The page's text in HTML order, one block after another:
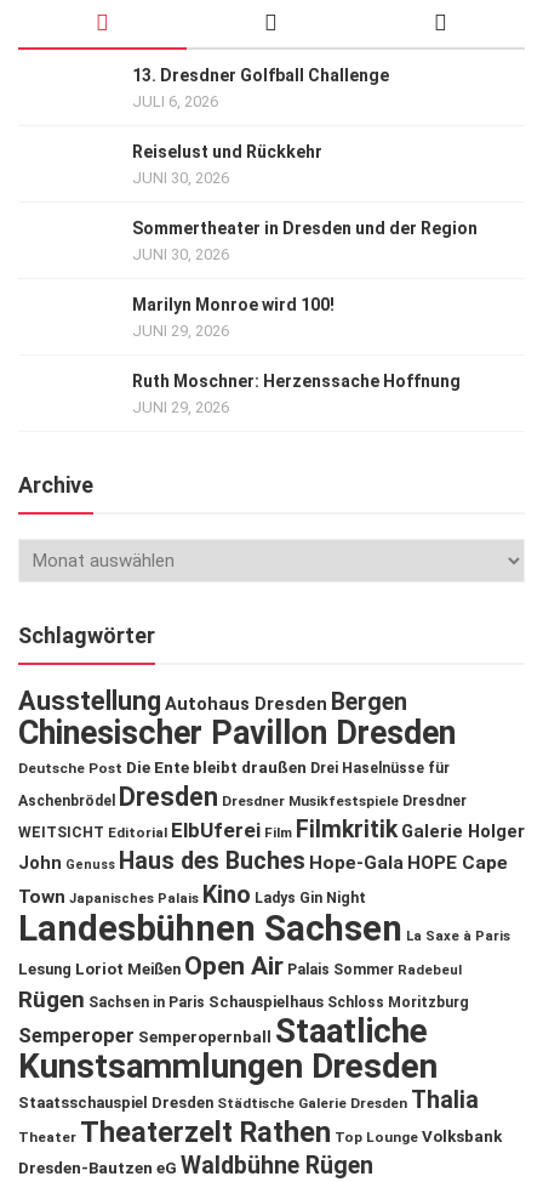
13. Dresdner Golfball Challenge
JULI 6, 2026
Reiselust und Rückkehr
JUNI 30, 2026
Sommertheater in Dresden und der Region
JUNI 30, 2026
Marilyn Monroe wird 100!
JUNI 29, 2026
Ruth Moschner: Herzenssache Hoffnung
JUNI 29, 2026
Archive
Schlagwörter
Ausstellung Autohaus Dresden Bergen
Chinesischer Pavillon Dresden
Deutsche Post Die Ente bleibt draußen Drei Haselnüsse für
Aschenbrödel
Dresden Dresdner Musikfestspiele Dresdner
WEITSICHT Editorial ElbUferei Film Filmkritik Galerie Holger
John Genuss Haus des Buches Hope-Gala HOPE Cape
Town Japanisches Palais Kino Ladys Gin Night
Landesbühnen Sachsen La Saxe à Paris
Lesung Loriot Meißen Open Air Palais Sommer Radebeul
Rügen Sachsen in Paris Schauspielhaus Schloss Moritzburg
Semperoper Semperopernball
Staatliche
Kunstsammlungen Dresden
Staatsschauspiel Dresden Städtische Galerie Dresden Thalia
Theater Theaterzelt Rathen Top Lounge Volksbank
Dresden-Bautzen eG Waldbühne Rügen